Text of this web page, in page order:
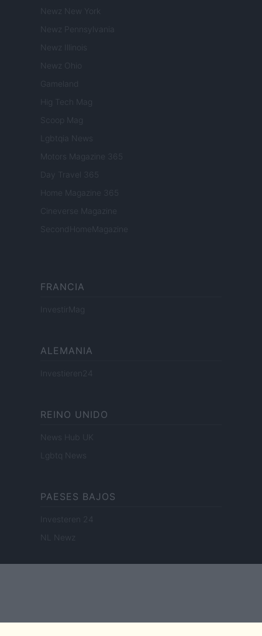
Newz New York
Newz Pennsylvania
Newz Illinois
Newz Ohio
Gameland
Hig Tech Mag
Scoop Mag
Lgbtqia News
Motors Magazine 365
Day Travel 365
Home Magazine 365
Cineverse Magazine
SecondHomeMagazine
FRANCIA
InvestirMag
ALEMANIA
Investieren24
REINO UNIDO
News Hub UK
Lgbtq News
PAESES BAJOS
Investeren 24
NL Newz